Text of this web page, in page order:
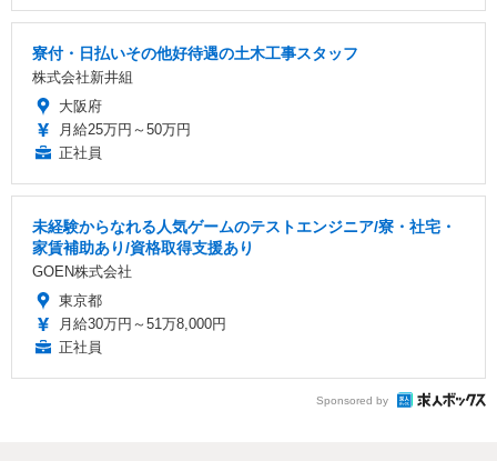
寮付・日払いその他好待遇の土木工事スタッフ
株式会社新井組
大阪府
月給25万円～50万円
正社員
未経験からなれる人気ゲームのテストエンジニア/寮・社宅・
家賃補助あり/資格取得支援あり
GOEN株式会社
東京都
月給30万円～51万8,000円
正社員
Sponsored by